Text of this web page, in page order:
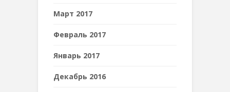
Март 2017
Февраль 2017
Январь 2017
Декабрь 2016